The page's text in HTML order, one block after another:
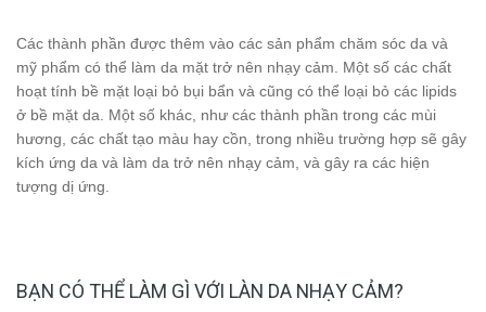
Các thành phần được thêm vào các sản phẩm chăm sóc da và
mỹ phẩm có thể làm da mặt trở nên nhạy cảm. Một số các chất
hoạt tính bề mặt loại bỏ bụi bẩn và cũng có thể loại bỏ các lipids
ở bề mặt da. Một số khác, như các thành phần trong các mùi
hương, các chất tạo màu hay cồn, trong nhiều trường hợp sẽ gây
kích ứng da và làm da trở nên nhạy cảm, và gây ra các hiện
tượng dị ứng.
BẠN CÓ THỂ LÀM GÌ VỚI LÀN DA NHẠY CẢM?